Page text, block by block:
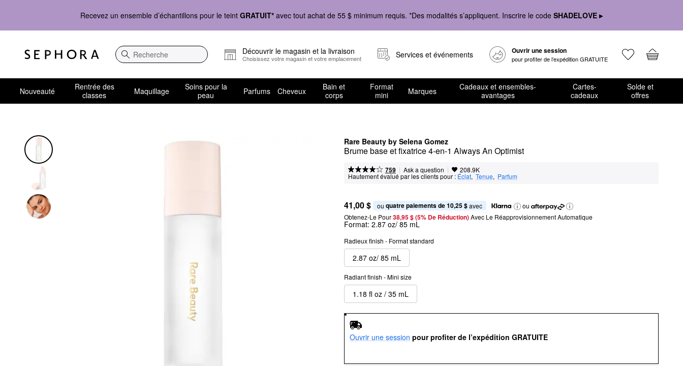
Recevez un ensemble d’échantillons pour le teint GRATUIT* avec tout achat de 55 $ minimum requis. *Des modalités s’appliquent. Inscrire le code SHADELOVE ▸
Recherche
Découvrir le magasin et la livraison
Choisissez votre magasin et votre emplacement Services et événements Ouvrir une session
pour profiter de l’expédition GRATUITE
Nouveauté
Rentrée des
classes
Maquillage
Soins pour la
peau
Parfums Cheveux
Bain et
corps
Format
mini
Marques
Cadeaux et ensembles-
avantages
Cartes-
cadeaux
Solde et
offres
Rare Beauty by Selena Gomez
Brume base et fixatrice 4-en-1 Always An Optimist
759 | Ask a question | 208.9K
Hautement évalué par les clients pour : Éclat, Tenue, Parfum
41,00 $ ou quatre paiements de 10,25 $ avec
ou
Obtenez-Le Pour38,95 $ (5% De Réduction) Avec Le Réapprovisionnement Automatique
Format: 2.87 oz/ 85 mL
Radieux finish - Format standard
2.87 oz/ 85 mL
Radiant finish - Mini size
1.18 fl oz / 35 mL
Ouvrir une session pour profiter de l’expédition GRATUITE